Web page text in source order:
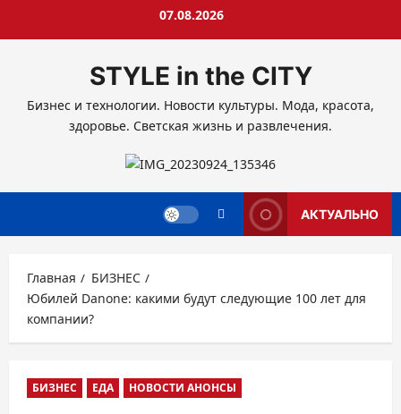
07.08.2026
STYLE in the CITY
Бизнес и технологии. Новости культуры. Мода, красота,
здоровье. Светская жизнь и развлечения.
АКТУАЛЬНО
Главная
БИЗНЕС
Юбилей Danone: какими будут следующие 100 лет для
компании?
БИЗНЕС ЕДА НОВОСТИ АНОНСЫ